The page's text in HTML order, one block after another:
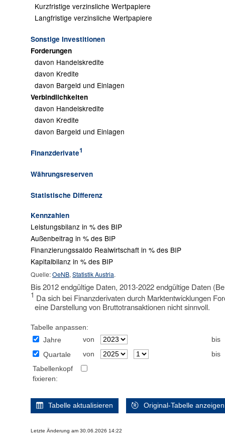
Kurzfristige verzinsliche Wertpapiere
Langfristige verzinsliche Wertpapiere
Sonstige Investitionen
Forderungen
davon Handelskredite
davon Kredite
davon Bargeld und Einlagen
Verbindlichkeiten
davon Handelskredite
davon Kredite
davon Bargeld und Einlagen
Finanzderivate1
Währungsreserven
Statistische Differenz
Kennzahlen
Leistungsbilanz in % des BIP
Außenbeitrag in % des BIP
Finanzierungssaldo Realwirtschaft in % des BIP
Kapitalbilanz in % des BIP
Quelle:OeNB, Statistik Austria.
Bis 2012 endgültige Daten, 2013-2022 endgültige Daten
1 Da sich bei Finanzderivaten durch Marktentwicklungen
eine Darstellung von Bruttotransaktionen nicht sinnvoll.
Tabelle anpassen:
Jahre
von
bis
Quartale
von
bis
Tabellenkopf
fixieren:
Tabelle aktualisieren Original-Tabelle anzeigen
Letzte Änderung am 30.06.2026 14:22